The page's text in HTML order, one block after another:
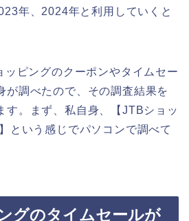
年、2024年と利用していくと
ッピングのクーポンやタイムセー
が調べたので、その調査結果を
す。まず、私自身、【JTBショッ
という感じでパソコンで調べて
グのタイムセールが